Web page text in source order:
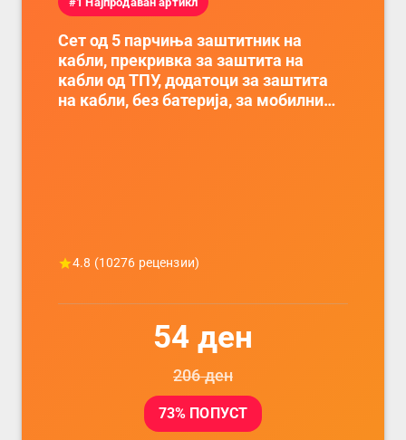
Сет од 5 парчиња заштитник на
кабли, прекривка за заштита на
кабли од ТПУ, додатоци за заштита
на кабли, без батерија, за мобилни
4.8 (10276 рецензии)
54 ден
206ден
73% ПОПУСТ